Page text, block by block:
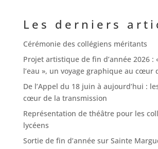
Les derniers
Cérémonie des collégiens méritants
Projet artistique de fin d’année 2026 :
l’eau », un voyage graphique au cœur
De l’Appel du 18 juin à aujourd’hui :
cœur de la transmission
Représentation de théâtre pour les
lycéens
Sortie de fin d’année sur Sainte